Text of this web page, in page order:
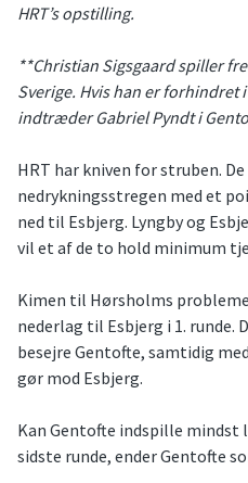
HRT’s opstilling.
**Christian Sigsgaard spiller
Sverige. Hvis han er
indtræder Gabriel Pyndt i
HRT har kniven for struben.
nedrykningsstregen med et
ned til Esbjerg. Lyngby og
vil et af de to hold minimum
Kimen til Hørsholms
nederlag til Esbjerg i 1.
besejre Gentofte, samtidig
gør mod Esbjerg.
Kan Gentofte indspille mindst
sidste runde, ender Gentofte